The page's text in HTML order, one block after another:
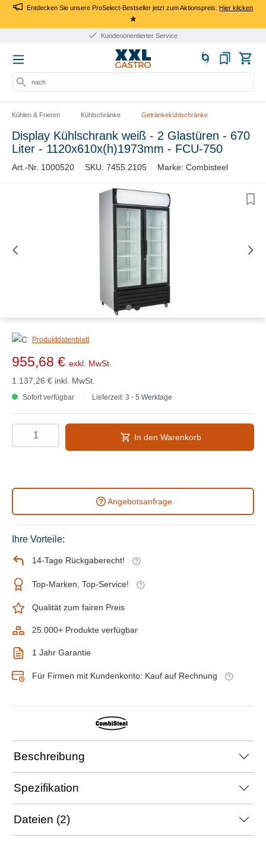
Entdecken Sie unsere ProSelect-Bestseller jetzt zum Aktionspreis.Hier klicken
*
Kundenorientierter Service
nach P
Kühlen & Frieren Kühlschränke Getränkekühlschränke
Display Kühlschrank weiß - 2 Glastüren - 670
Liter - 1120x610x(h)1973mm - FCU-750
Art.-Nr. 1000520 SKU: 7455.2105 Marke: Combisteel
Produktdatenblatt
955,68 € exkl. MwSt.
1.137,26 € inkl. MwSt.
Sofort verfügbar Lieferzeit: 3 - 5 Werktage
In den Warenkorb
Angebotsanfrage
Ihre Vorteile:
14-Tage Rückgaberecht!
Top-Marken, Top-Service!
Qualität zum fairen Preis
25.000+ Produkte verfügbar
1 Jahr Garantie
Für Firmen mit Kundenkonto: Kauf auf Rechnung
Beschreibung
Spezifikation
Dateien (2)